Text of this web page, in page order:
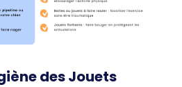
des Jouets